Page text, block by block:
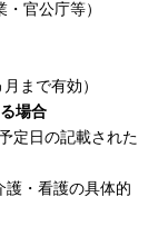
・官公庁等）
月まで有効）
場合
定日の記載された
護・看護の具体的